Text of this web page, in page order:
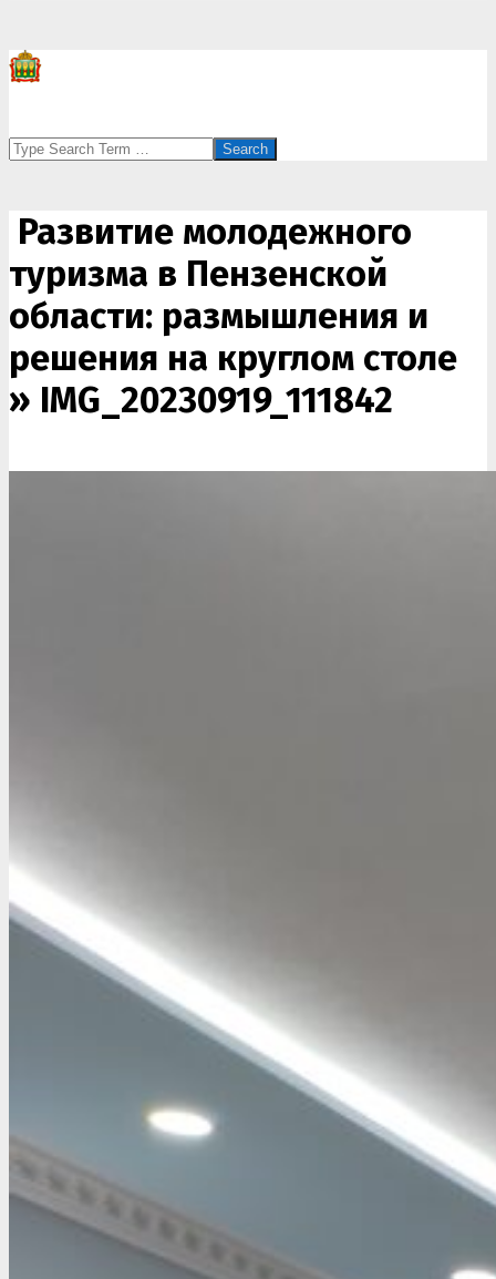
Search
Развитие молодежного
туризма в Пензенской
области: размышления и
решения на круглом столе
» IMG_20230919_111842